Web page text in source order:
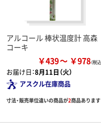
アルコール 棒状温度計 高森
コーキ
￥439 ￥978
お届け日：8月11日（火）
アスクル在庫商品
寸法・販売単位違いの商品が2商品あります